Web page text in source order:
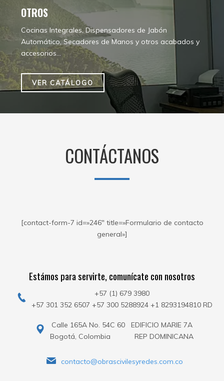
OTROS
Cocinas Integrales, Dispensadores de Jabón
Automático, Secadores de Manos y otros acabados y
accesorios...
VER CATÁLOGO
CONTÁCTANOS
[contact-form-7 id=»246″ title=»Formulario de contacto
general»]
Estámos para servirte, comunícate con nosotros
+57 (1) 679 3980
+57 301 352 6507 +57 300 5288924 +1 8293194810 RD
Calle 165A No. 54C 60 EDIFICIO MARIE 7A
Bogotá, Colombia REP DOMINICANA
contacto@obrascivilesyredes.com.co